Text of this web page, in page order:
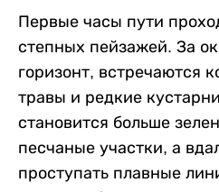
Первые часы пути
степных пейзажей. За
горизонт, встречаются
травы и редкие
становится больше
песчаные участки, а
проступать плавные